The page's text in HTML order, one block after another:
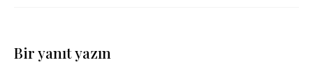
Bir yanıt yazın